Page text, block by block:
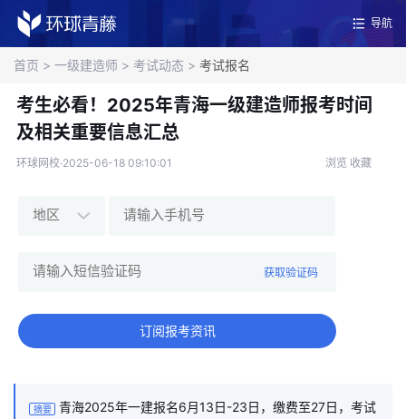
导航
首页 > 一级建造师 > 考试动态 > 考试报名
考生必看！2025年青海一级建造师报考时间
及相关重要信息汇总
环球网校·2025-06-18 09:10:01 浏览 收藏
获取验证码
订阅报考资讯
摘要
青海2025年一建报名6月13日-23日，缴费至27日，考试